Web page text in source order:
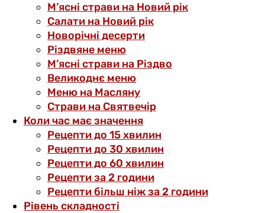
М’ясні страви на Новий рік
Салати на Новий рік
Новорічні десерти
Різдвяне меню
М’ясні страви на Різдво
Великоднє меню
Меню на Масляну
Страви на Святвечір
Коли час має значення
Рецепти до 15 хвилин
Рецепти до 30 хвилин
Рецепти до 60 хвилин
Рецепти за 2 години
Рецепти більш ніж за 2 години
Рівень складності